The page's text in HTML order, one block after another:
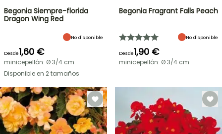
Begonia Siempre-florida
Dragon Wing Red
No disponible
Desde1,60 €
minicepellón: Ø 3/4 cm
Disponible en 2 tamaños
Begonia Fragrant Falls Peach
No disponible
Desde1,90 €
minicepellón: Ø 3/4 cm